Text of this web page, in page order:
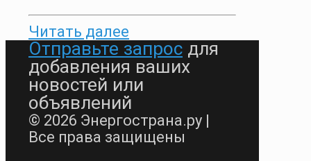
Читать далее
Отправьте запрос для
добавления ваших
новостей или
объявлений
© 2026 Энергострана.ру |
Все права защищены